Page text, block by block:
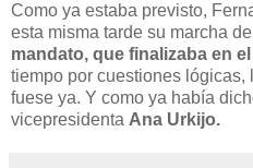
Como ya estaba previsto,
esta misma tarde su marcha
mandato, que finalizaba en el
tiempo por cuestiones
fuese ya. Y como ya había
vicepresidenta Ana Urkijo.